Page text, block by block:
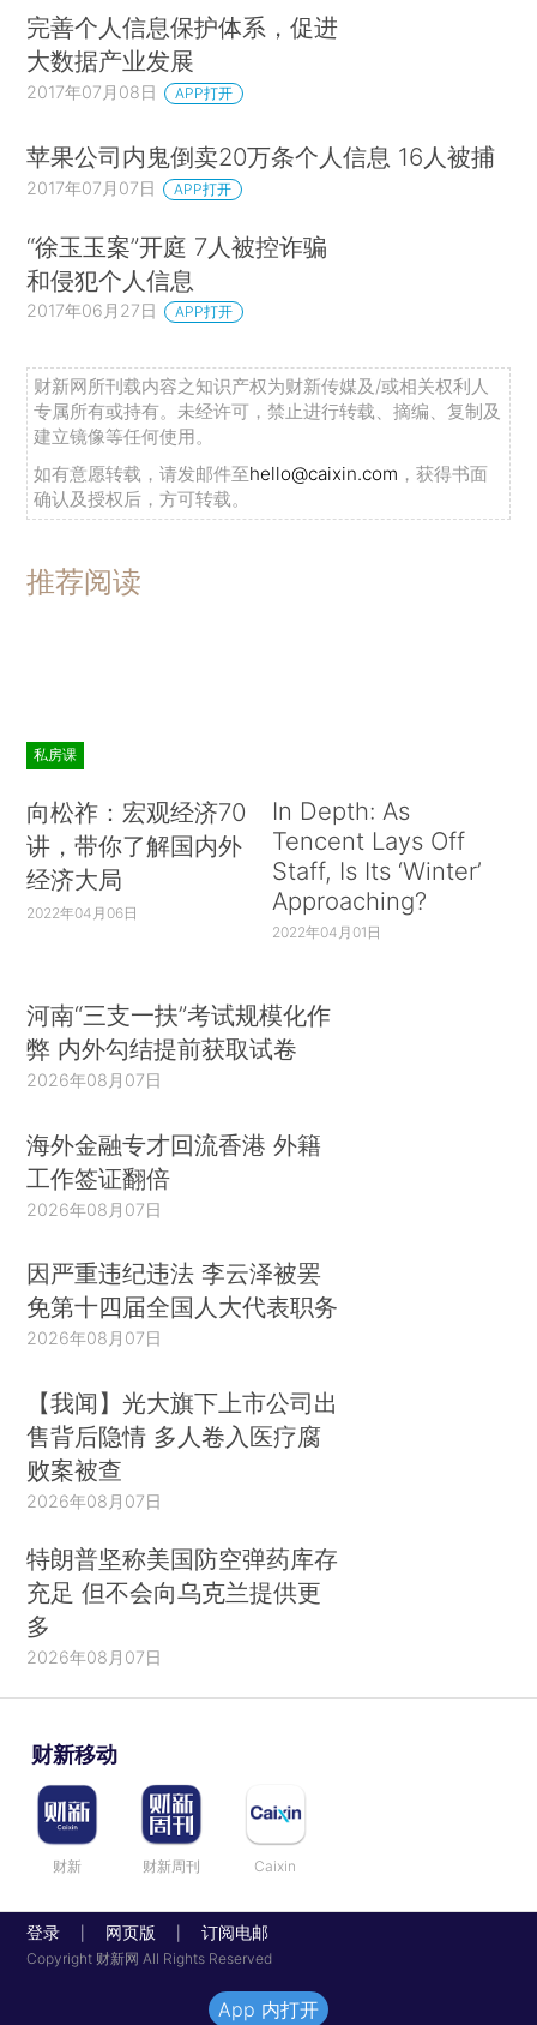
完善个人信息保护体系，促进
大数据产业发展
2017年07月08日 APP打开
苹果公司内鬼倒卖20万条个人信息 16人被捕
2017年07月07日 APP打开
“徐玉玉案”开庭 7人被控诈骗
和侵犯个人信息
2017年06月27日 APP打开
财新网所刊载内容之知识产权为财新传媒及/或相关权利人
专属所有或持有。未经许可，禁止进行转载、摘编、复制及
建立镜像等任何使用。
如有意愿转载，请发邮件至hello@caixin.com ，获得书面
确认及授权后，方可转载。
推荐阅读
私房课
向松祚：宏观经济70
讲，带你了解国内外
经济大局
2022年04月06日
In Depth: As
Tencent Lays Off
Staff, Is Its ‘Winter’
Approaching?
2022年04月01日
河南“三支一扶”考试规模化作
弊 内外勾结提前获取试卷
2026年08月07日
海外金融专才回流香港 外籍
工作签证翻倍
2026年08月07日
因严重违纪违法 李云泽被罢
免第十四届全国人大代表职务
2026年08月07日
【我闻】光大旗下上市公司出
售背后隐情 多人卷入医疗腐
败案被查
2026年08月07日
特朗普坚称美国防空弹药库存
充足 但不会向乌克兰提供更
多
2026年08月07日
财新移动
财新 财新周刊 Caixin
登录 网页版 订阅电邮
Copyright 财新网 All Rights Reserved
App 内打开